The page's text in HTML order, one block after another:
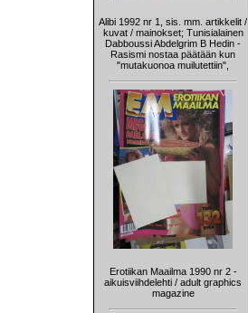
Alibi 1992 nr 1, sis. mm. artikkelit /
kuvat / mainokset; Tunisialainen
Dabboussi Abdelgrim B Hedin -
Rasismi nostaa päätään kun
"mutakuonoa muilutettiin",
Erotiikan Maailma 1990 nr 2 -
aikuisviihdelehti / adult graphics
magazine